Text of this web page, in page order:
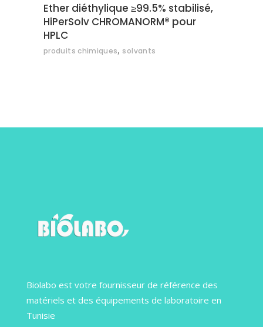
Ether diéthylique ≥99.5% stabilisé,
HiPerSolv CHROMANORM® pour
HPLC
produits chimiques, solvants
Biolabo est votre fournisseur de référence des
matériels et des équipements de laboratoire en
Tunisie